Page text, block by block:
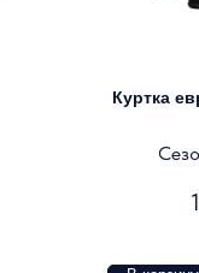
Куртка